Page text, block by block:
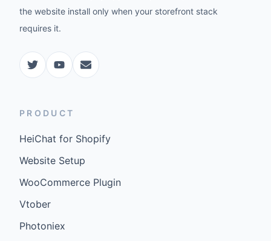
the website install only when your storefront stack
requires it.
PRODUCT
HeiChat for Shopify
Website Setup
WooCommerce Plugin
Vtober
Photoniex